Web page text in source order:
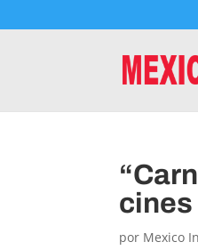
cines
por Mexico